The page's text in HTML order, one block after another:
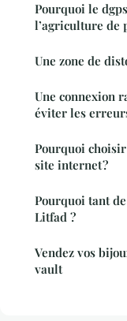
Pourquoi le
l’agriculture de
Une zone de
Une connexion
éviter les
Pourquoi
site internet ?
Pourquoi tant
Litfad ?
Vendez vos
vault